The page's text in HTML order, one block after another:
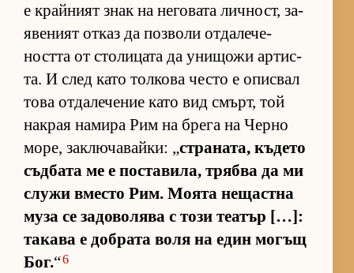
е край­ният знак на не­го­вата лич­ност, за­
я­ве­ният от­каз да поз­воли от­да­ле­че­
ността от сто­ли­цата да уни­щожи ар­тис­
та. И след като тол­кова често е опис­вал
това от­да­ле­че­ние като вид смърт, той
нак­рая на­мира Рим на брега на Черно
мо­ре, зак­лю­ча­вай­ки: „стра­на­та, къ­дето
съд­бата ме е пос­та­ви­ла, трябва да ми
служи вместо Рим. Мо­ята не­щас­тна
муза се за­до­во­лява с този те­а­тър […]:
та­кава е доб­рата воля на един мо­гъщ
Бог.“6